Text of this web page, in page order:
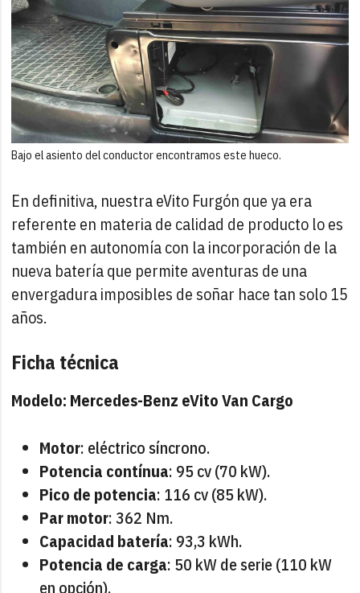
Bajo el asiento del conductor encontramos este hueco.
En definitiva, nuestra eVito Furgón que ya era
referente en materia de calidad de producto lo es
también en autonomía con la incorporación de la
nueva batería que permite aventuras de una
envergadura imposibles de soñar hace tan solo 15
años.
Ficha técnica
Modelo: Mercedes-Benz eVito Van Cargo
Motor: eléctrico síncrono.
Potencia contínua: 95 cv (70 kW).
Pico de potencia: 116 cv (85 kW).
Par motor: 362 Nm.
Capacidad batería: 93,3 kWh.
Potencia de carga: 50 kW de serie (110 kW
en opción).